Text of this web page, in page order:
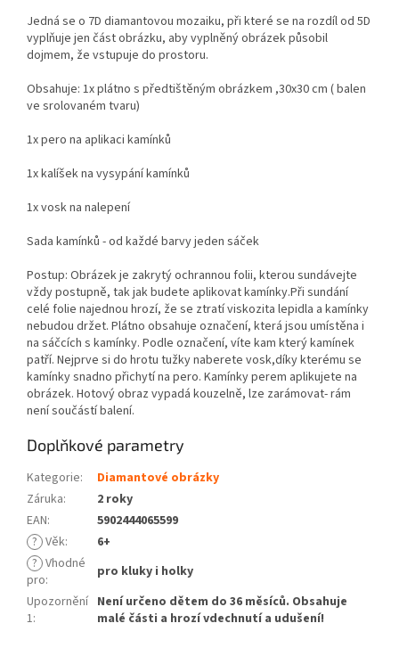
Jedná se o 7D diamantovou mozaiku, při které se na rozdíl od 5D
vyplňuje jen část obrázku, aby vyplněný obrázek působil
dojmem, že vstupuje do prostoru.
Obsahuje: 1x plátno s předtištěným obrázkem ,30x30 cm ( balen
ve srolovaném tvaru)
1x pero na aplikaci kamínků
1x kalíšek na vysypání kamínků
1x vosk na nalepení
Sada kamínků - od každé barvy jeden sáček
Postup: Obrázek je zakrytý ochrannou folii, kterou sundávejte
vždy postupně, tak jak budete aplikovat kamínky.Při sundání
celé folie najednou hrozí, že se ztratí viskozita lepidla a kamínky
nebudou držet. Plátno obsahuje označení, která jsou umístěna i
na sáčcích s kamínky. Podle označení, víte kam který kamínek
patří. Nejprve si do hrotu tužky naberete vosk,díky kterému se
kamínky snadno přichytí na pero. Kamínky perem aplikujete na
obrázek. Hotový obraz vypadá kouzelně, lze zarámovat- rám
není součástí balení.
Doplňkové parametry
Kategorie:
Diamantové obrázky
Záruka:
2 roky
EAN:
5902444065599
? Věk:
6+
? Vhodné
pro:
pro kluky i holky
Upozornění
1:
Není určeno dětem do 36 měsíců. Obsahuje
malé části a hrozí vdechnutí a udušení!